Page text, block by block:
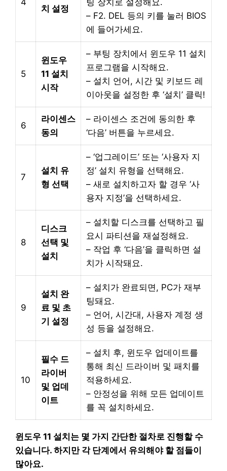
치 설정
– F2. DEL 등의 키를 눌러 BIOS
에 들어가세요.
5
윈도우
11 설치
시작
– 부팅 장치에서 윈도우 11 설치
프로그램을 시작해요.
– 설치 언어, 시간 및 키보드 레
이아웃을 설정한 후 ‘설치’ 클릭!
6
라이센스
동의
– 라이센스 조건에 동의한 후
‘다음’ 버튼을 누르세요.
7
설치 유
형 선택
– ‘업그레이드’ 또는 ‘사용자 지
정’ 설치 유형을 선택해요.
– 새로 설치하고자 할 경우 ‘사
용자 지정’을 선택하세요.
8
디스크
선택 및
설치
– 설치할 디스크를 선택하고 필
요시 파티션을 재설정해요.
– 작업 후 ‘다음’을 클릭하면 설
치가 시작돼요.
9
설치 완
료 및 초
기 설정
– 설치가 완료되면, PC가 재부
팅돼요.
– 언어, 시간대, 사용자 계정 생
성 등을 설정해요.
10
필수 드
라이버
및 업데
이트
– 설치 후, 윈도우 업데이트를
통해 최신 드라이버 및 패치를
적용하세요.
– 안정성을 위해 모든 업데이트
를 꼭 설치하세요.
윈도우 11 설치는 몇 가지 간단한 절차로 진행할 수
있습니다. 하지만 각 단계에서 유의해야 할 점들이
많아요.